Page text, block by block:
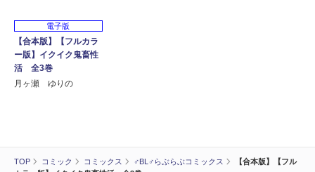
TOP コミック コミックス ♂BL♂らぶらぶコミックス
【合本版】【フル
電子版
【合本版】【フルカラ
ー版】イクイク鬼畜性
活 全3巻
月ヶ瀬 ゆりの